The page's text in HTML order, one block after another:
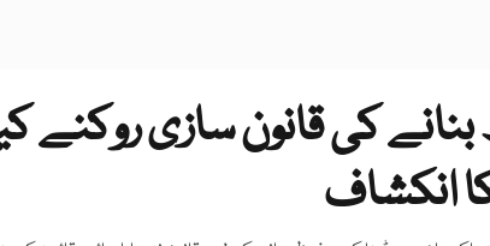
کی قانون سازی روکنے
انکشاف